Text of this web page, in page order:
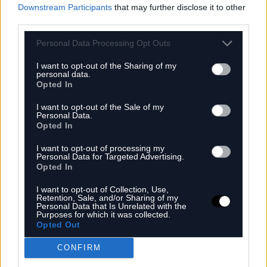
Downstream Participants that may further disclose it to other
Personal Data Processing Opt Outs
I want to opt-out of the Sharing of my
personal data.
Opted In
I want to opt-out of the Sale of my
Personal Data.
Opted In
I want to opt-out of processing my
Personal Data for Targeted Advertising.
Opted In
I want to opt-out of Collection, Use,
Retention, Sale, and/or Sharing of my
Personal Data that Is Unrelated with the
Purposes for which it was collected.
Opted Out
CONFIRM
legyen szeretettel, mert egyre apróbb
nemzetünk az elmúlt 30 évben jobban
zsugorodott, mint az utóbbi 500 évben
bármikor. Mind lélekszámában, mind
kulturálisan és mentálisan. Dühösek vagyunk,
türelmetlenek és sokszor még gonoszok is
arrogancia, és az ellenségkép keresése,
egyáltalán nem segített. Így először el kéne
tehát számolni az elmúlt 16 évvel. Mérleget
vonni, és bocsánatot kérni, ha kell: Soros
Györgytől – Volodomír Zelenskijen át, egészen
Magyar Péterig. Ellenkező esetben nem lesz
meg Magyarral szemben az erkölcsi alap